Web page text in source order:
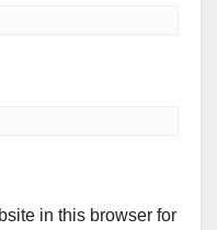
in this browser for